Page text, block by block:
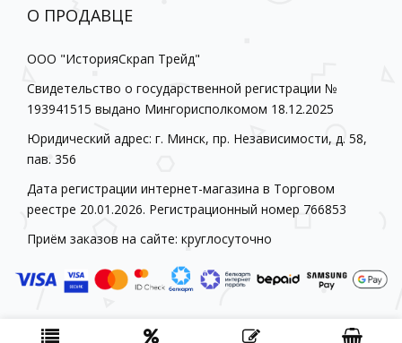
О ПРОДАВЦЕ
ООО "ИсторияСкрап Трейд"
Свидетельство о государственной регистрации №
193941515 выдано Мингорисполкомом 18.12.2025
Юридический адрес: г. Минск, пр. Независимости, д. 58,
пав. 356
Дата регистрации интернет-магазина в Торговом
реестре 20.01.2026. Регистрационный номер 766853
Приём заказов на сайте: круглосуточно
Historia-scrap.by © 2026 Создание интернет-